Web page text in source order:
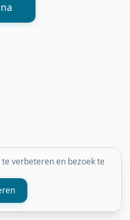
verbeteren en bezoek te